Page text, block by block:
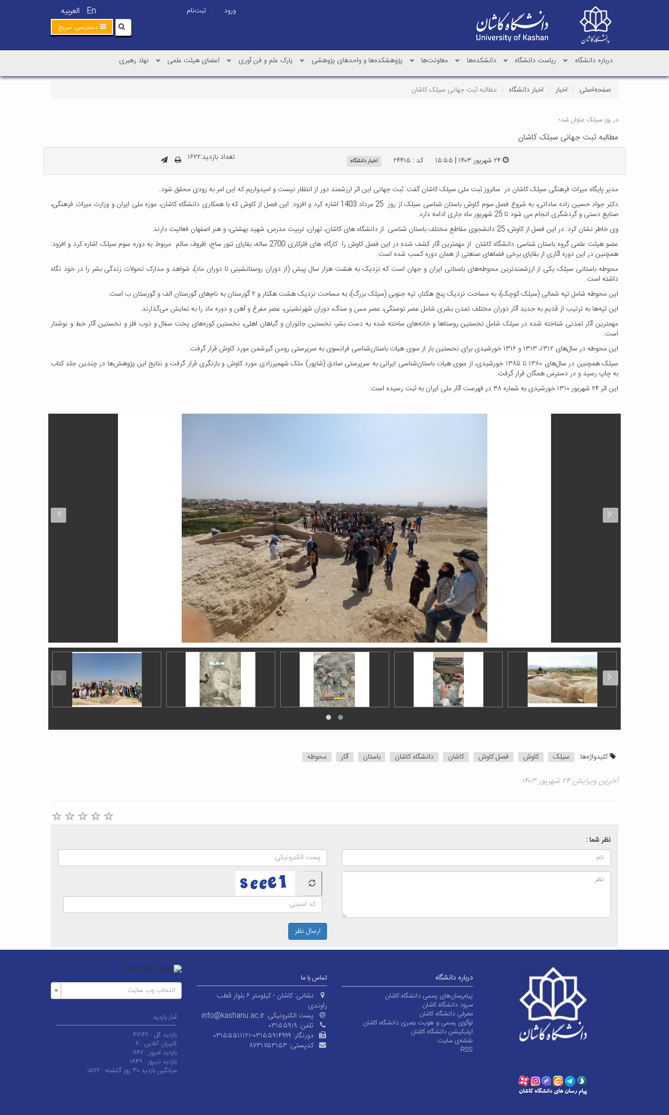
En العربیه ورود |
ثبت‌نام
دسترسی سریع
درباره دانشگاه ریاست دانشگاه دانشکده‌ها معاونت‌ها پژوهشکده‌ها و واحدهای پژوهشی پارک علم و فن آوری اعضای هیئت علمی نهاد رهبری
صفحه‌اصلی اخبار اخبار دانشگاه مطالبه ثبت جهانی سیلک کاشان
در روز سیلک عنوان شد؛
مطالبه ثبت جهانی سیلک کاشان
۲۴ شهریور ۱۴۰۳ | ۱۵:۵۵ کد : ۲۴۴۱۵ اخبار دانشگاه تعداد بازدید:۱۶۲۲
مدیر پایگاه میراث فرهنگی سیلک کاشان در سالروز ثبت ملی سیلک کاشان گفت: ثبت جهانی این اثر ارزشمند دور از انتظار نیست و امیدواریم که این امر به زودی محقق شود.
دکتر جواد حسین زاده ساداتی، به شروع فصل سوم کاوش باستان شناسی سیلک از روز 25 مرداد 1403 اشاره کرد و افزود: این فصل از کاوش که با همکاری دانشگاه کاشان، موزه ملی ایران و وزارت میراث فرهنگی،
صنایع دستی و گردشگری انجام می شود تا 25 شهریور ماه جاری ادامه دارد.
وی خاطر نشان کرد: در این فصل از کاوش، 25 دانشجوی مقاطع مختلف باستان شناسی از دانشگاه های کاشان، تهران، تربیت مدرس، شهید بهشتی، و هنر اصفهان فعالیت دارند.
عضو هیئت علمی گروه باستان شناسی دانشگاه کاشان از مهمترین آثار کشف شده در این فصل کاوش را کارگاه های فلزکاری 2700 ساله، بقایای تنور ساج، ظروف سالم مربوط به دوره سوم سیلک اشاره کرد و افزود:
همچنین در این دوره آثاری از بقایای برخی فضاهای صنعتی از همان دوره کسب شده است.
محوطه‌ باستانی سیلک یکی از ارزشمندترین محوطه‌های باستانی ایران و جهان است که نزدیک به هشت هزار سال پیش (از دوران روستانشینی تا دوران ماد)، شواهد و مدارک تحولات زندگی بشر را در خود نگاه
داشته است.
این محوطه شامل تپه شمالی (سیلک کوچک)، به مساحت نزدیک پنج هکتار، تپه جنوبی (سیلک بزرگ)، به مساحت نزدیک هشت هکتار و ۲ گورستان به نام‌های گورستان الف و گورستان ب است.
این تپه‌ها به ترتیب از قدیم به جدید آثار دوران مختلف تمدن بشری شامل عصر نوسنگی، عصر مس و سنگ، دوران شهرنشینی، عصر مفرغ و آهن و دوره ماد را به نمایش می‌گذارند.
مهمترین آثار تمدنی شناخته شده در سیلک شامل نخستین روستاها و خانه‌های ساخته شده به دست بشر، نخستین جانوران و گیاهان اهلی، نخستین کوره‌های پخت سفال و ذوب فلز و نخستین آثار خط و نوشتار
است.
این محوطه در سال‌های ۱۳۱۲، ۱۳۱۳ و ۱۳۱۶ خورشیدی برای نخستین بار از سوی هیات باستان‌شناسی فرانسوی به سرپرستی رومن گیرشمن مورد کاوش قرار گرفت.
سیلک همچنین در سال‌های ۱۳۸۰ تا ۱۳۸۵ خورشیدی، از سوی هیات باستان‌شناسی ایرانی به سرپرستی صادق (شاپور) ملک شهمیرزادی مورد کاوش و بازنگری قرار گرفت و نتایج این پژوهش‌ها در چندین جلد کتاب
به چاپ رسید و در دسترس همگان قرار گرفت.
این اثر ۲۴ شهریور ۱۳۱۰ خورشیدی به شماره‌ ۳۸ در فهرست آثار ملی ایران به ثبت رسیده است.
کلیدواژه‌ها: سیلک کاوش فصل کاوش کاشان دانشگاه کاشان باستان آثار محوطه
آخرین ویرایش ۲۴ شهریور ۱۴۰۳
نظر شما :
ارسال نظر
درباره دانشگاه
پیام‌رسان‌های رسمی دانشگاه کاشان
سرود دانشگاه کاشان
معرفی دانشگاه کاشان
لوگوی رسمی و هویت بصری دانشگاه کاشان
اپلیکیشن دانشگاه کاشان
نقشه‌ی سایت
RSS
تماس با ما
نشانی:
کاشان - کیلومتر ۶ بلوار قطب
راوندی
پست الکترونیکی: info@kashanu.ac.ir
تلفن: ۰۳۱۵۵۹۱۹
دورنگار: ۰۳۱۵۵۵۱۱۱۲۱-۰۳۱۵۵۹۱۴۹۹۹
کدپستی: ۸۷۳۱۷۵۳۱۵۳
انتخاب وب سایت
آمار بازدید
بازدید کل : ۴۷۱۴۶
کاربران آنلاین : ۸
بازدید امروز : ۱۱۴۷
بازدید دیروز : ۱۸۴۹
میانگین بازدید ۳۰ روز گذشته :
۱۵۷۲